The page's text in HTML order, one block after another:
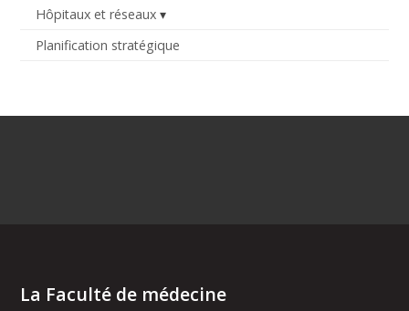
Hôpitaux et réseaux
Planification stratégique
La Faculté de médecine